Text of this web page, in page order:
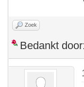
Zoek
Bedankt door: